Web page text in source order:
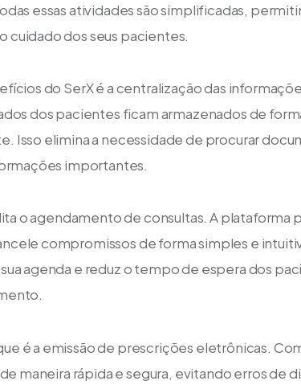
essas atividades são simplificadas,
cuidado dos seus pacientes.
do SerX é a centralização das
dos pacientes ficam armazenados de
Isso elimina a necessidade de procurar
importantes.
o agendamento de consultas. A plataforma
compromissos de forma simples e
agenda e reduz o tempo de espera dos
é a emissão de prescrições eletrônicas.
maneira rápida e segura, evitando erros de